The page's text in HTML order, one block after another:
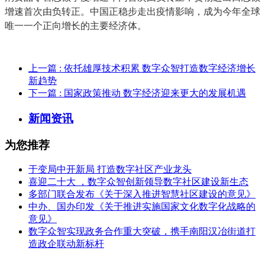
增速首次由负转正。中国正稳步走出疫情影响，成为今年全球
唯一一个正向增长的主要经济体。
上一篇 : 依托雄厚技术积累 数字众智打造数字经济增长
新趋势
下一篇 : 国家政策推动 数字经济迎来更大的发展机遇
新闻资讯
为您推荐
于变局中开新局 打造数字社区产业龙头
喜迎二十大 ，数字众智创新领导数字社区建设新生态
多部门联合发布《关于深入推进智慧社区建设的意见》
中办、国办印发《关于推进实施国家文化数字化战略的
意见》
数字众智实现政务合作重大突破，携手南阳汉冶街道打
造政企联动新标杆